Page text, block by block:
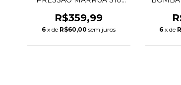
R$359,99
6 x de R$60,00 sem juros 6 x de